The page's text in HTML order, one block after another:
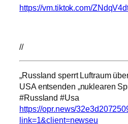
https://vm.tiktok.com/
//
„Russland sperrt Luftraum
USA entsenden „nuklearen
#Russland #Usa
https://opr.news/
link=1&client=newseu